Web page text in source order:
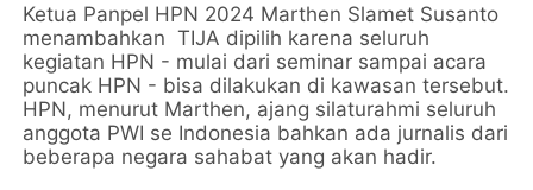
Ketua Panpel HPN 2024 Marthen Slamet Susanto
menambahkan TIJA dipilih karena seluruh
kegiatan HPN - mulai dari seminar sampai acara
puncak HPN - bisa dilakukan di kawasan tersebut.
HPN, menurut Marthen, ajang silaturahmi seluruh
anggota PWI se Indonesia bahkan ada jurnalis dari
beberapa negara sahabat yang akan hadir.